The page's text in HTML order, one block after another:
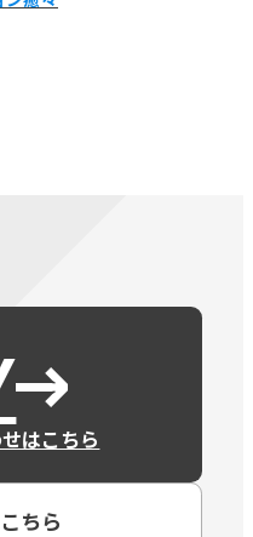
はこちら
ちら